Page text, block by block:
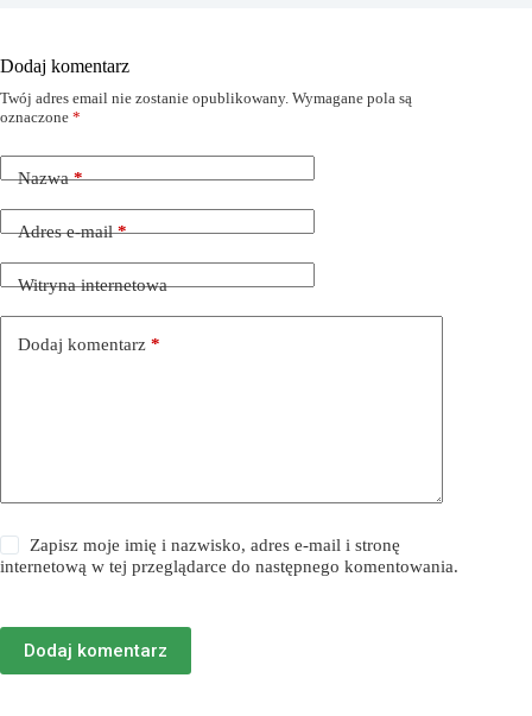
Dodaj komentarz
Twój adres email nie zostanie opublikowany. Wymagane pola są
oznaczone *
Nazwa*
Adres e-mail*
Witryna internetowa
Dodaj komentarz *
Zapisz moje imię i nazwisko, adres e-mail i stronę
internetową w tej przeglądarce do następnego komentowania.
Dodaj komentarz